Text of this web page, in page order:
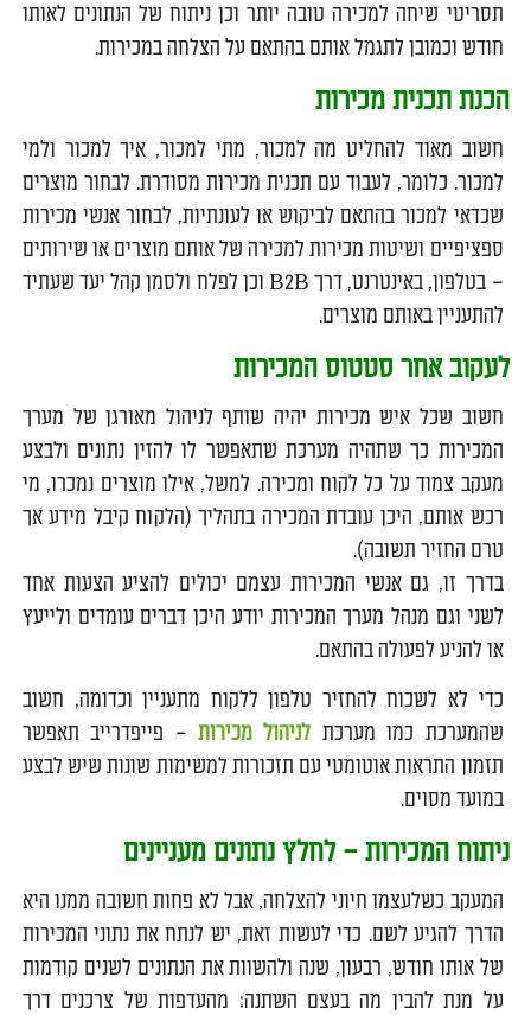
תסריטי שיחה למכירה טובה יותר וכן ניתוח של הנתונים לאותו
חודש וכמובן לתגמל אותם בהתאם על הצלחה במכירות.
הכנת תכנית מכירות
חשוב מאוד להחליט מה למכור, מתי למכור, איך למכור ולמי
למכור. כלומר, לעבוד עם תכנית מכירות מסודרת. לבחור מוצרים
שכדאי למכור בהתאם לביקוש או לעונתיות, לבחור אנשי מכירות
ספציפיים ושיטות מכירות למכירה של אותם מוצרים או שירותים
– בטלפון, באינטרנט, דרך B2B וכן לפלח ולסמן קהל יעד שעתיד
להתעניין באותם מוצרים.
לעקוב אחר סטטוס המכירות
חשוב שכל איש מכירות יהיה שותף לניהול מאורגן של מערך
המכירות כך שתהיה מערכת שתאפשר לו להזין נתונים ולבצע
מעקב צמוד על כל לקוח ומכירה. למשל, אילו מוצרים נמכרו, מי
רכש אותם, היכן עובדת המכירה בתהליך (הלקוח קיבל מידע אך
טרם החזיר תשובה).
בדרך זו, גם אנשי המכירות עצמם יכולים להציע הצעות אחד
לשני וגם מנהל מערך המכירות יודע היכן דברים עומדים ולייעץ
או להניע לפעולה בהתאם.
כדי לא לשכוח להחזיר טלפון ללקוח מתעניין וכדומה, חשוב
שהמערכת כמו מערכת לניהול מכירות – פייפדרייב תאפשר
תזמון התראות אוטומטי עם תזכורות למשימות שונות שיש לבצע
במועד מסוים.
ניתוח המכירות – לחלץ נתונים מעניינים
המעקב כשלעצמו חיוני להצלחה, אבל לא פחות חשובה ממנו היא
הדרך להגיע לשם. כדי לעשות זאת, יש לנתח את נתוני המכירות
של אותו חודש, רבעון, שנה ולהשוות את הנתונים לשנים קודמות
על מנת להבין מה בעצם השתנה: מהעדפות של צרכנים דרך